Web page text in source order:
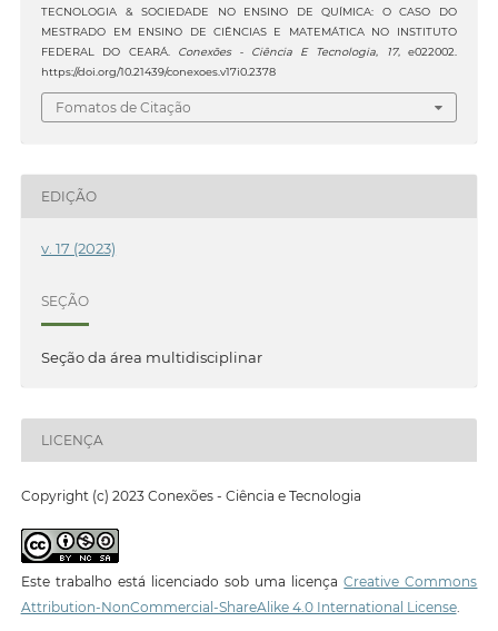
TECNOLOGIA & SOCIEDADE NO ENSINO DE QUÍMICA: O CASO DO
MESTRADO EM ENSINO DE CIÊNCIAS E MATEMÁTICA NO INSTITUTO
FEDERAL DO CEARÁ.
Conexões - Ciência E Tecnologia, 17, e022002.
https://doi.org/10.21439/conexoes.v17i0.2378
Fomatos de Citação
EDIÇÃO
v. 17 (2023)
SEÇÃO
Seção da área multidisciplinar
LICENÇA
Copyright (c) 2023 Conexões - Ciência e Tecnologia
Este trabalho está licenciado sob uma licençaCreative Commons
Attribution-NonCommercial-ShareAlike 4.0 International License.